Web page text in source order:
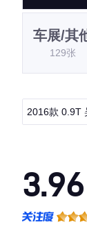
车展/其
129张
2016款 0.9T
3.96